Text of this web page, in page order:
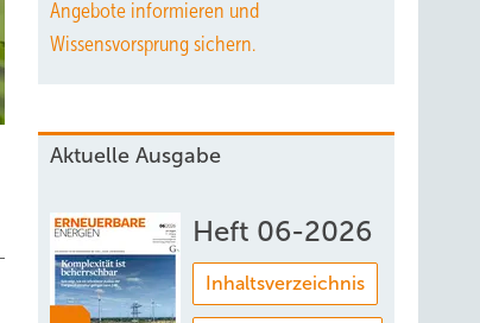
Angebote informieren und
Wissensvorsprung sichern.
Aktuelle Ausgabe
Heft 06-2026
Inhaltsverzeichnis